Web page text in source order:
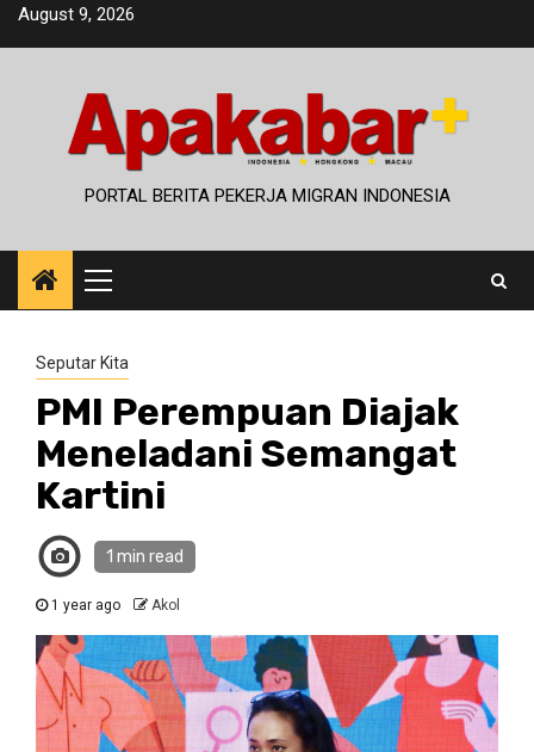
SkipAugust 9, 2026
PORTAL BERITA PEKERJA MIGRAN INDONESIA
Primary
Menu
Seputar Kita
PMI Perempuan Diajak
Meneladani Semangat
Kartini
1 min read
1 year ago Akol